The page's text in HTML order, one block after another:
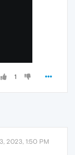
1
2023, 1:50 PM